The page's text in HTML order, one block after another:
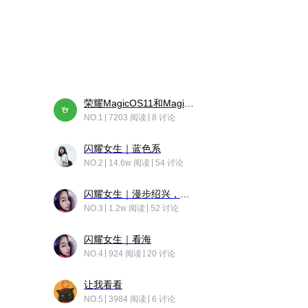
NO.1 7203 阅读 8 讨论
闪耀女生｜蓝色系
NO.2 14.6w 阅读 54 讨论
NO.3 1.2w 阅读 52 讨论
闪耀女生｜看海
NO.4 924 阅读 20 讨论
让我看看
NO.5 3984 阅读 6 讨论